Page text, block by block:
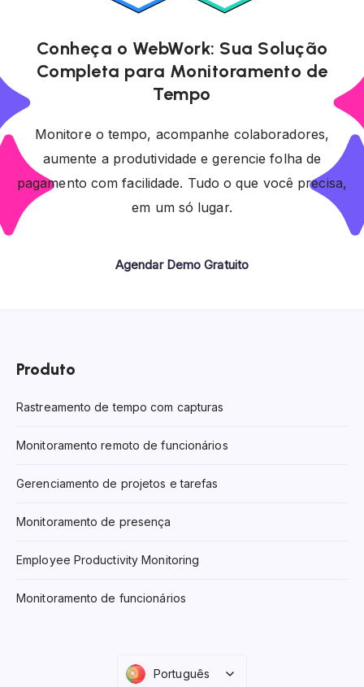
Conheça o WebWork: Sua Solução
Completa para Monitoramento de
Tempo
Monitore o tempo, acompanhe colaboradores,
aumente a produtividade e gerencie folha de
pagamento com facilidade. Tudo o que você precisa,
em um só lugar.
Agendar Demo Gratuito
Produto
Rastreamento de tempo com capturas
Monitoramento remoto de funcionários
Gerenciamento de projetos e tarefas
Monitoramento de presença
Employee Productivity Monitoring
Monitoramento de funcionários
Português